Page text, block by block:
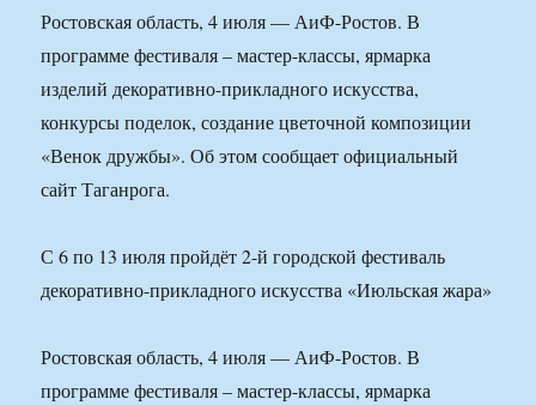
Ростовская область, 4 июля — АиФ-Ростов. В
программе фестиваля – мастер-классы, ярмарка
изделий декоративно-прикладного искусства,
конкурсы поделок, создание цветочной композиции
«Венок дружбы». Об этом сообщает официальный
сайт Таганрога.
С 6 по 13 июля пройдёт 2-й городской фестиваль
декоративно-прикладного искусства «Июльская жара»
Ростовская область, 4 июля — АиФ-Ростов. В
программе фестиваля – мастер-классы, ярмарка